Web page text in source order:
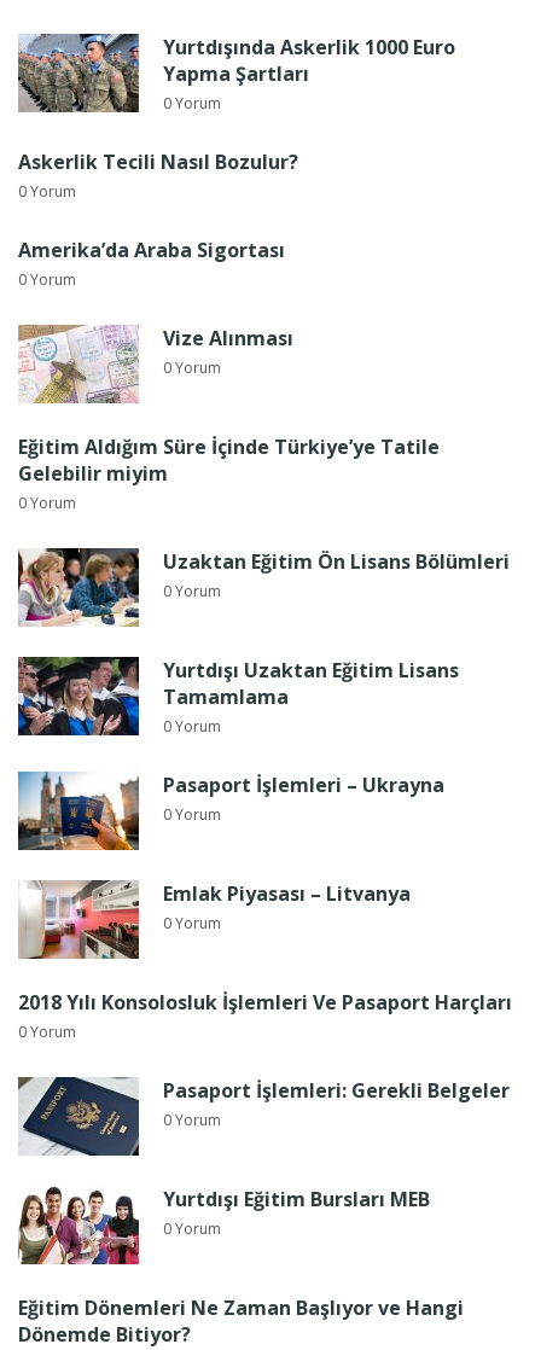
Yurtdışında Askerlik 1000 Euro
Yapma Şartları
0 Yorum
Askerlik Tecili Nasıl Bozulur?
0 Yorum
Amerika’da Araba Sigortası
0 Yorum
Vize Alınması
0 Yorum
Eğitim Aldığım Süre İçinde Türkiye’ye Tatile
Gelebilir miyim
0 Yorum
Uzaktan Eğitim Ön Lisans Bölümleri
0 Yorum
Yurtdışı Uzaktan Eğitim Lisans
Tamamlama
0 Yorum
Pasaport İşlemleri – Ukrayna
0 Yorum
Emlak Piyasası – Litvanya
0 Yorum
2018 Yılı Konsolosluk İşlemleri Ve Pasaport Harçları
0 Yorum
Pasaport İşlemleri: Gerekli Belgeler
0 Yorum
Yurtdışı Eğitim Bursları MEB
0 Yorum
Eğitim Dönemleri Ne Zaman Başlıyor ve Hangi
Dönemde Bitiyor?